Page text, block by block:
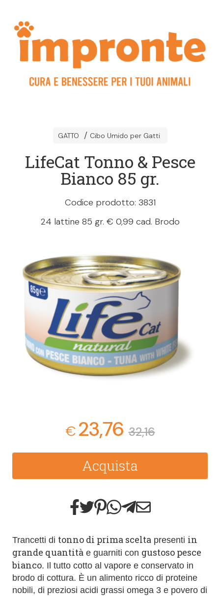
GATTO Cibo Umido per Gatti
LifeCat Tonno & Pesce
Bianco 85 gr.
Codice prodotto: 3831
24 lattine 85 gr. € 0,99 cad. Brodo
€23,76 32,16
Acquista
Trancetti di tonno di prima scelta presenti in
grande quantità e guarniti con gustoso pesce
bianco. Il tutto cotto al vapore e conservato in
brodo di cottura. È un alimento ricco di proteine
nobili, di preziosi acidi grassi omega 3 e povero di